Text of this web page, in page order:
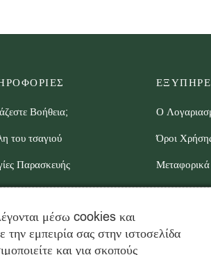
Βοήθεια;
του τσαγιού
Παρασκευής
Ο
Όροι
Μεταφορικά
Επιστροφές
μέσω cookies και
εμπειρία σας στην ιστοσελίδα
και για σκοπούς